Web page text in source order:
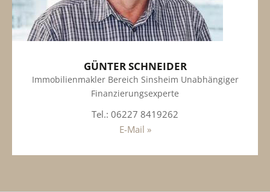
GÜNTER SCHNEIDER
Immobilienmakler Bereich Sinsheim Unabhängiger
Finanzierungsexperte
Tel.: 06227 8419262
E-Mail »